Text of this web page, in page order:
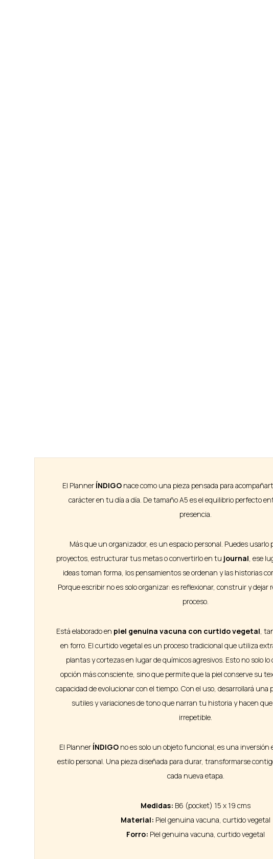
El Planner ÍNDIGOnace como una pieza pensada para
carácter en tu día a día. De tamaño A5 es el equilibrio perfecto
presencia.
Más que un organizador, es un espacio personal. Puedes usarlo
proyectos, estructurar tus metas o convertirlo en tu journal, ese
ideas toman forma, los pensamientos se ordenan y las historias
Porque escribir no es solo organizar: es reflexionar, construir y dejar
proceso.
Está elaborado en piel genuina vacuna con curtido vegetal,
en forro. El curtido vegetal es un proceso tradicional que utiliza
plantas y cortezas en lugar de químicos agresivos. Esto no solo
opción más consciente, sino que permite que la piel conserve su
capacidad de evolucionar con el tiempo. Con el uso, desarrollará una
sutiles y variaciones de tono que narran tu historia y hacen que
irrepetible.
El Planner ÍNDIGOno es solo un objeto funcional; es una inversión
estilo personal. Una pieza diseñada para durar, transformarse
cada nueva etapa.
Medidas: B6 (pocket) 15 x 19 cms
Material: Piel genuina vacuna, curtido vegetal
Forro: Piel genuina vacuna, curtido vegetal